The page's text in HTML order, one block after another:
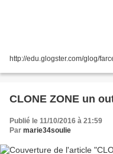
http://edu.glogster.com/glog/
CLONE ZONE un
Publié le 11/10/2016 à 21:59
Par marie34soulie